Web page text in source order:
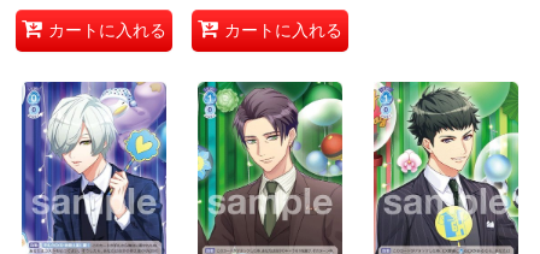
カートに入れる カートに入れる